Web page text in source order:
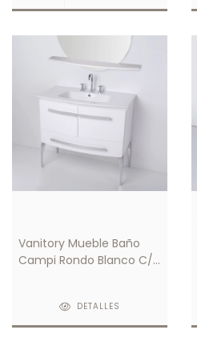
Vanitory Mueble Baño
Campi Rondo Blanco C/
DETALLES